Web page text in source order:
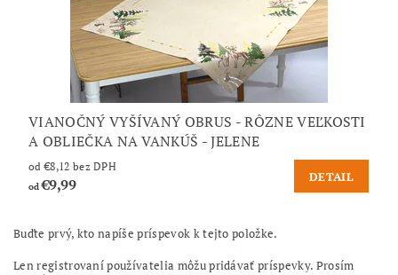
VIANOČNÝ VYŠÍVANÝ OBRUS - RÔZNE VEĽKOSTI
A OBLIEČKA NA VANKÚŠ - JELENE
od €8,12 bez DPH
od€9,99 DETAIL
Buďte prvý, kto napíše príspevok k tejto položke.
Len registrovaní používatelia môžu pridávať príspevky. Prosím